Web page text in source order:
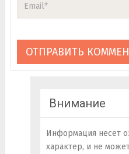
Внимание
Информация несет
характер, и не